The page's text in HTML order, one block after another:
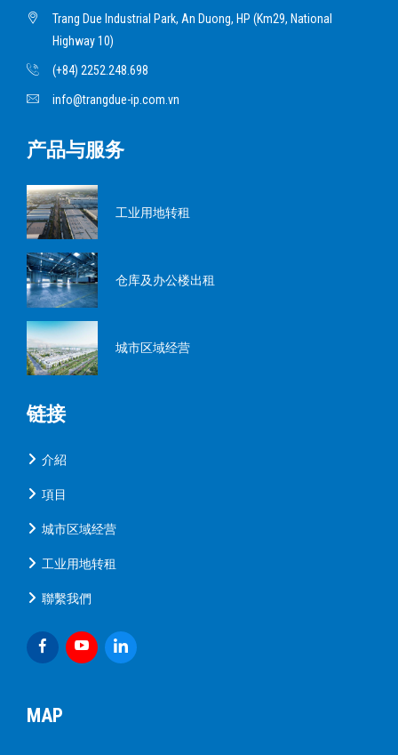
Trang Due Industrial Park, An Duong, HP (Km29, National
Highway 10)
(+84) 2252.248.698
info@trangdue-ip.com.vn
产品与服务
工业用地转租
仓库及办公楼出租
城市区域经营
链接
介紹
項目
城市区域经营
工业用地转租
聯繫我們
MAP